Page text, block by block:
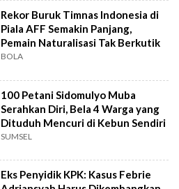
Rekor Buruk Timnas Indonesia di
Piala AFF Semakin Panjang,
Pemain Naturalisasi Tak Berkutik
BOLA
100 Petani Sidomulyo Muba
Serahkan Diri, Bela 4 Warga yang
Dituduh Mencuri di Kebun Sendiri
SUMSEL
Eks Penyidik KPK: Kasus Febrie